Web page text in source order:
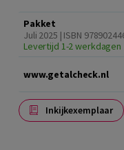
Pakket
Juli 2025 | ISBN
Levertijd 1-2 werkdagen
www.getalcheck.nl
Inkijkexemplaar